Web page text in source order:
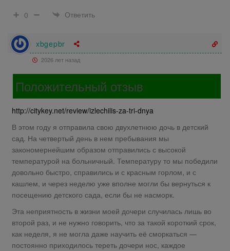
0
Ответить
xbgepbr
2026 лет назад
Положительный отзыв
http://citykey.net/review/izlechilis-za-tri-dnya
В этом году я отправила свою двухлетнюю дочь в детский
сад. На четвертый день в нем пребывания мы
закономернейшим образом отправились с высокой
температурой на больничный. Температуру то мы победили
довольно быстро, справились и с красным горлом, и с
кашлем, и через неделю уже вполне могли бы вернуться к
посещению детского сада, если бы не насморк.
Эта неприятность в жизни моей дочери случилась лишь во
второй раз, и не нужно говорить, что за такой короткий срок,
как неделя, я не могла даже научить её сморкаться —
постоянно приходилось тереть дочери нос, каждое